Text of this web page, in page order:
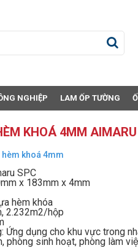
NGHIỆP LAM ỐP TƯỜNG
KHOÁ 4MM
hèm khoá 4mm
SPC
x 183mm x 4mm
hèm khóa
2.232m2/hộp
Ứng dụng cho khu vực trong
phòng sinh hoạt, phòng làm